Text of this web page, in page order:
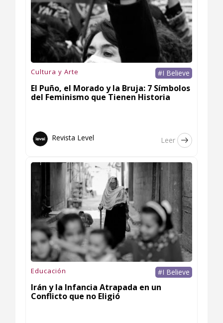
Cultura y Arte #I Believe
El Puño, el Morado y la Bruja: 7 Símbolos
del Feminismo que Tienen Historia
Revista Level Leer
Educación #I Believe
Irán y la Infancia Atrapada en un
Conflicto que no Eligió